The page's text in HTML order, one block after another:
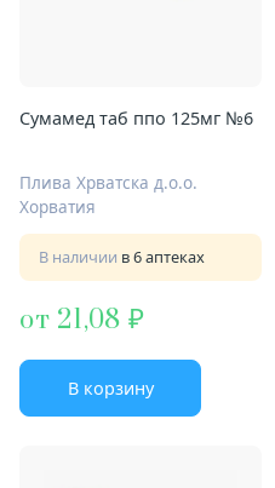
Сумамед таб ппо 125мг №6
Плива Хрватска д.о.о.
Хорватия
В наличии в 6 аптеках
от 21,08
В корзину